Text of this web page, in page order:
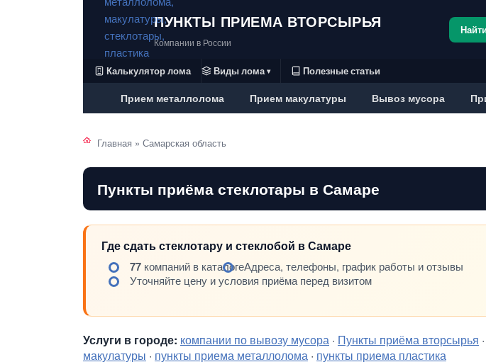
ПУНКТЫ ПРИЕМА ВТОРСЫРЬЯ
Компании в России
Калькулятор лома Виды лома ▾ Полезные статьи
Прием металлолома Прием макулатуры Вывоз мусора
Главная » Самарская область
Пункты приёма стеклотары в Самаре
Где сдать стеклотару и стеклобой в Самаре
77 компаний в каталогеАдреса, телефоны, график работы и отзывы
Уточняйте цену и условия приёма перед визитом
Услуги в городе: компании по вывозу мусора · Пункты приёма вторсырья ·
макулатуры · пункты приема металлолома · пункты приема пластика